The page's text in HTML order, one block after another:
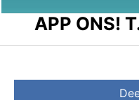
APP ONS!